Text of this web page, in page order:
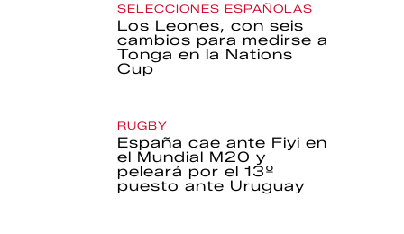
SELECCIONES ESPAÑOLAS
Los Leones, con seis
cambios para medirse a
Tonga en la Nations
Cup
RUGBY
España cae ante Fiyi en
el Mundial M20 y
peleará por el 13º
puesto ante Uruguay